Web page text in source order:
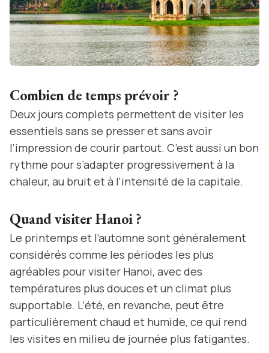
Combien de temps prévoir ?
Deux jours complets permettent de visiter les
essentiels sans se presser et sans avoir
l’impression de courir partout. C’est aussi un bon
rythme pour s’adapter progressivement à la
chaleur, au bruit et à l’intensité de la capitale.
Quand visiter Hanoi ?
Le printemps et l’automne sont généralement
considérés comme les périodes les plus
agréables pour visiter Hanoi, avec des
températures plus douces et un climat plus
supportable. L’été, en revanche, peut être
particulièrement chaud et humide, ce qui rend
les visites en milieu de journée plus fatigantes.